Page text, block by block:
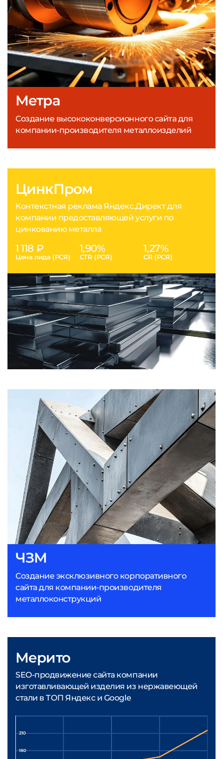
Метра
Создание высококонверсионного сайта для
компании-производителя металлоизделий
ЧЗМ
Создание эксклюзивного корпоративного
сайта для компании-производителя
металлоконструкций
ЦинкПром
Контекстная реклама Яндекс.Директ для
компании предоставляющей услуги по
цинкованию металла
1 118 ₽
Цена лида (РСЯ)
1,90%
CTR (РСЯ)
1,27%
CR (РСЯ)
Мерито
SEO-продвижение сайта компании
изготавливающей изделия из нержавеющей
стали в ТОП Яндекс и Google